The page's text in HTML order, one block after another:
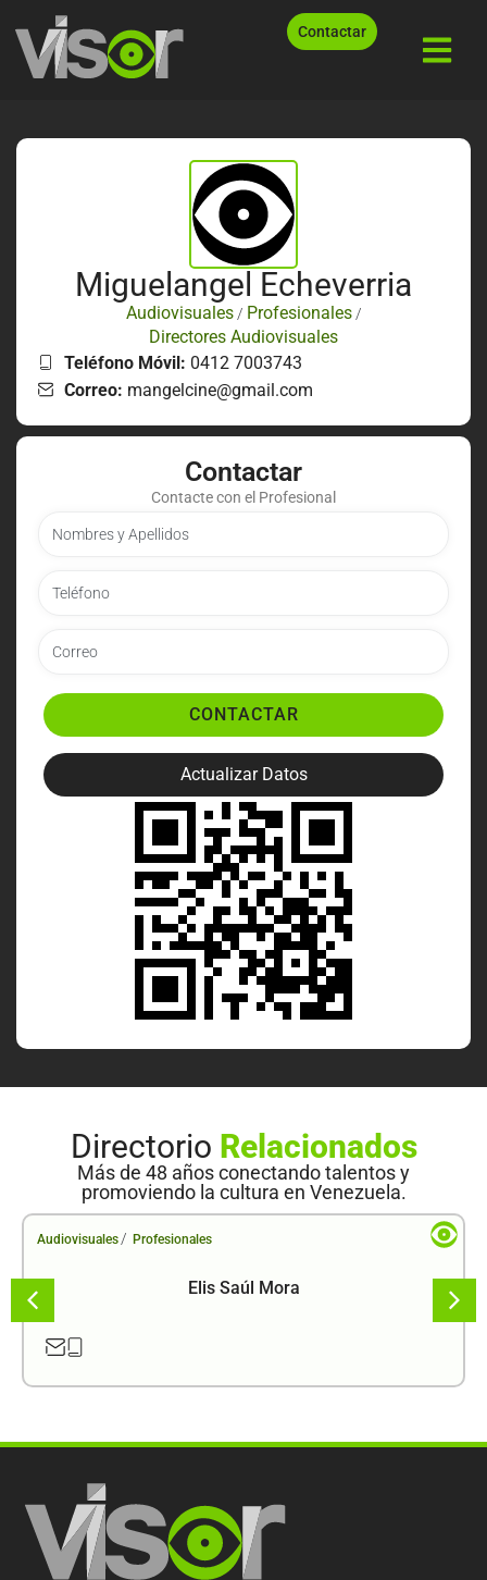
Contactar
Miguelangel Echeverria
Audiovisuales/ Profesionales/
Directores Audiovisuales
Teléfono Móvil: 0412 7003743
Correo: mangelcine@gmail.com
Contactar
Contacte con el Profesional
CONTACTAR
Actualizar Datos
Directorio Relacionados
Más de 48 años conectando talentos y
promoviendo la cultura en Venezuela.
Audiovisuales / Profesionales
Elis Saúl Mora